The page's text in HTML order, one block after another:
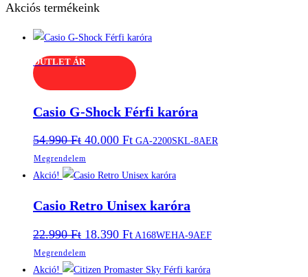
Akciós termékeink
OUTLET ÁR
Casio G-Shock Férfi karóra
54.990Ft Original
was:
54.990 Ft.
40.000 FtCurrent
40.000 Ft.
GA-2200SKL-8AER
Megrendelem
Akció!
Casio Retro Unisex karóra
22.990Ft Original
price
was:
22.990 Ft.
18.390 FtCurrent
price
18.390 Ft.
A168WEHA-9AEF
Megrendelem
Akció!